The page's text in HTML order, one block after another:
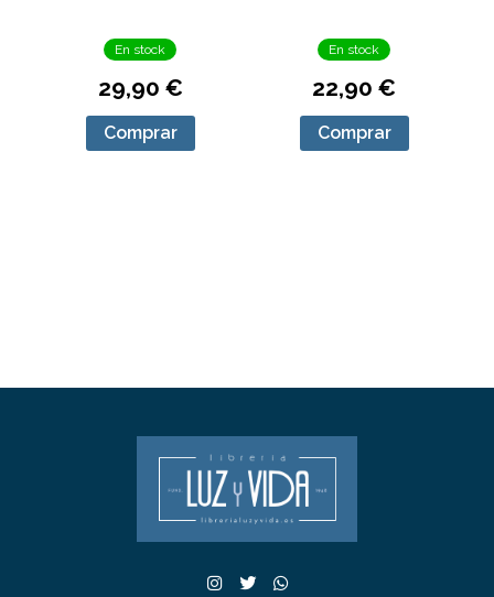
En stock
29,90 €
Comprar
En stock
22,90 €
Comprar